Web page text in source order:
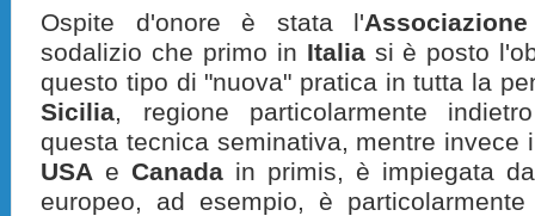
Ospite d'onore è stata l'
sodalizio che primo in Italiasi è posto
questo tipo di "nuova" pratica in tutta la
Sicilia, regione particolarmente
questa tecnica seminativa, mentre invece
USA e Canada in primis, è impiegata
europeo, ad esempio, è